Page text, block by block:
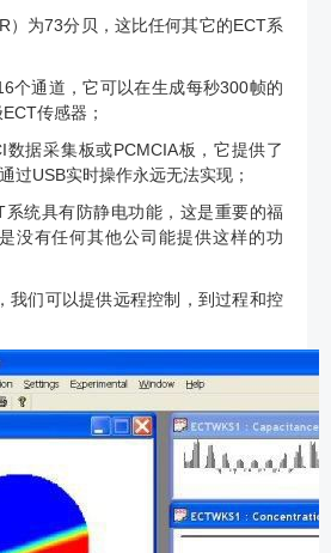
）为73分贝，这比任何其它的ECT系
个通道，它可以在生成每秒300帧的
传感器；
数据采集板或PCMCIA板，它提供了
过USB实时操作永远无法实现；
系统具有防静电功能，这是重要的福
没有任何其他公司能提供这样的功
我们可以提供远程控制，到过程和控